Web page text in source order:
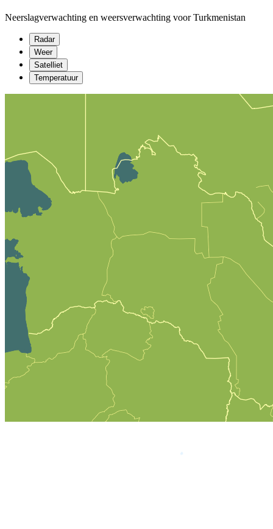
Neerslagverwachting en weersverwachting voor Turkmenistan
Radar
Weer
Satelliet
Temperatuur